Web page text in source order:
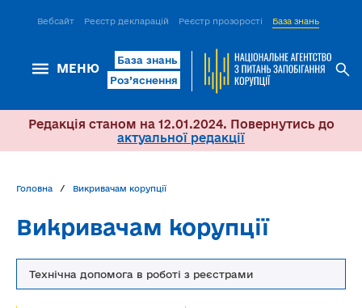
Вебсайт Реєстр декларацій Реєстр прозорості База знань
МЕНЮ
База знань
Роз’яснення
Редакція станом на 12.01.2024. Повернутись до
актуальної редакції
Головна Викривачам корупції
Викривачам корупції
Технічна допомога в роботі з реєстрами